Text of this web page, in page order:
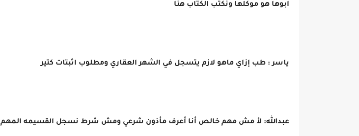
ابوها هو موكلها ونكتب الكتاب هنا
ياسر : طب إزاي ماهو لازم يتسجل في الشهر العقاري ومطلوب اثبتات كتير
عبدالله: لأ مش مهم خالص أنا أعرف مأذون شرعي ومش شرط نسجل القسيمه المهم